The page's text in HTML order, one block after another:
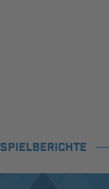
SPIELBERICHTE